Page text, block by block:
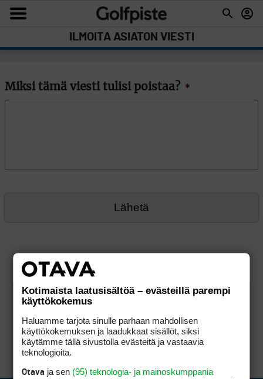
ILMOITA ASIATON VIESTI
Miksi tämä viesti tulisi poistaa? *
Kotimaista laatusisältöä – evästeillä parempi
käyttökokemus
Haluamme tarjota sinulle parhaan mahdollisen
käyttökokemuksen ja laadukkaat sisällöt, siksi
käytämme tällä sivustolla evästeitä ja vastaavia
teknologioita.
Otava ja sen (95) teknologia- ja mainoskumppania